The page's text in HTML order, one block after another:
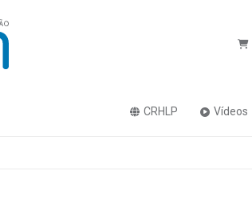
CRHLP Vídeos